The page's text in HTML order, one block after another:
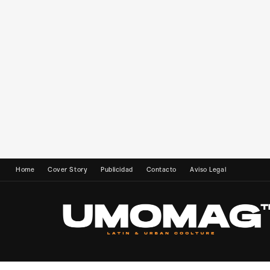
Home Cover Story Publicidad Contacto Aviso Legal